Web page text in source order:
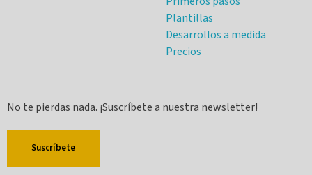
Plantillas
Desarrollos a medida
Precios
No te pierdas nada. ¡Suscríbete a nuestra newsletter!
Suscríbete